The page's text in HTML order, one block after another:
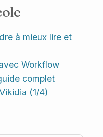
à mieux lire et
Workflow
complet
(1/4)